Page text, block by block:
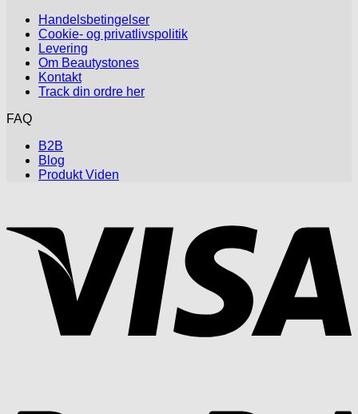
Handelsbetingelser
Cookie- og privatlivspolitik
Levering
Om Beautystones
Kontakt
Track din ordre her
FAQ
B2B
Blog
Produkt Viden